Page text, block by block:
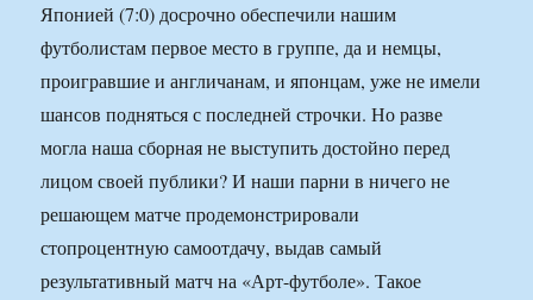
Японией (7:0) досрочно обеспечили нашим
футболистам первое место в группе, да и немцы,
проигравшие и англичанам, и японцам, уже не имели
шансов подняться с последней строчки. Но разве
могла наша сборная не выступить достойно перед
лицом своей публики? И наши парни в ничего не
решающем матче продемонстрировали
стопроцентную самоотдачу, выдав самый
результативный матч на «Арт-футболе». Такое